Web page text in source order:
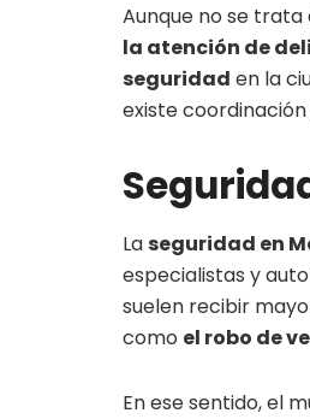
Aunque no se
la atención de
seguridad en la
existe
Laseguridad en
especialistas y
suelen recibir
como el robo de
En ese sentido, el